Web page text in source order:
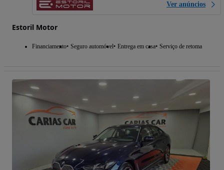
Ver anúncios
Estoril Motor
Financiamento Seguro automóvel Entrega em casa Serviço de retoma